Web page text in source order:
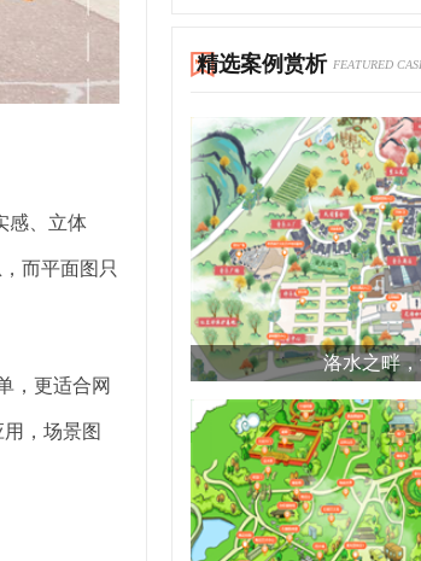
感、立体
而平面图只
，更适合网
，场景图
精选案例赏析 FEATURED
洛水之畔